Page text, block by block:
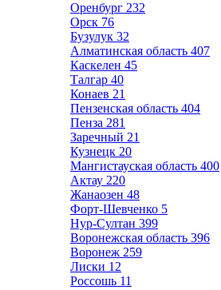
Оренбург 232
Орск 76
Бузулук 32
Алматинская область 407
Каскелен 45
Талгар 40
Конаев 21
Пензенская область 404
Пенза 281
Заречный 21
Кузнецк 20
Мангистауская область 400
Актау 220
Жанаозен 48
Форт-Шевченко 5
Нур-Султан 399
Воронежская область 396
Воронеж 259
Лиски 12
Россошь 11